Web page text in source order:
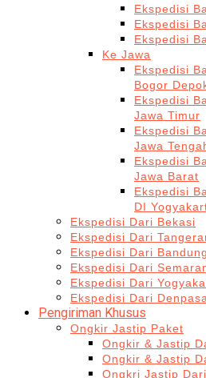
Ekspedisi
Ekspedisi
Ekspedisi
Ke Jawa
Ekspedisi
Bogor
Ekspedisi
Jawa Timur
Ekspedisi
Jawa
Ekspedisi
Jawa Barat
Ekspedisi
DI
Ekspedisi Dari Bekasi
Ekspedisi Dari
Ekspedisi Dari Bandung
Ekspedisi Dari
Ekspedisi Dari
Ekspedisi Dari
Pengiriman Khusus
Ongkir Jastip Paket
Ongkir & Jastip
Ongkir & Jastip
Ongkri Jastip